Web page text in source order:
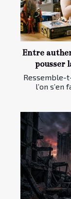
Entre
pousser
Ressemble-
l’on s’en